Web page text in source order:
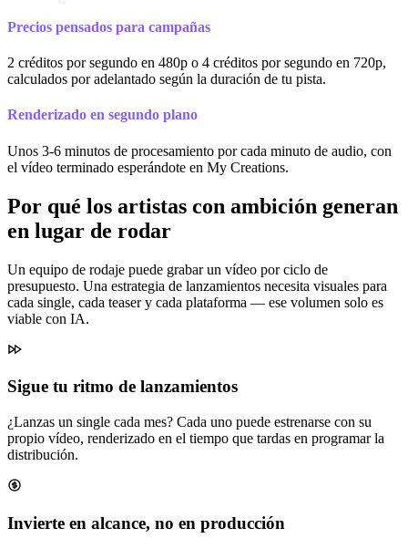
Precios pensados para campañas
2 créditos por segundo en 480p o 4 créditos por segundo en 720p,
calculados por adelantado según la duración de tu pista.
Renderizado en segundo plano
Unos 3-6 minutos de procesamiento por cada minuto de audio, con
el vídeo terminado esperándote en My Creations.
Por qué los artistas con ambición generan
en lugar de rodar
Un equipo de rodaje puede grabar un vídeo por ciclo de
presupuesto. Una estrategia de lanzamientos necesita visuales para
cada single, cada teaser y cada plataforma — ese volumen solo es
viable con IA.
Sigue tu ritmo de lanzamientos
¿Lanzas un single cada mes? Cada uno puede estrenarse con su
propio vídeo, renderizado en el tiempo que tardas en programar la
distribución.
Invierte en alcance, no en producción